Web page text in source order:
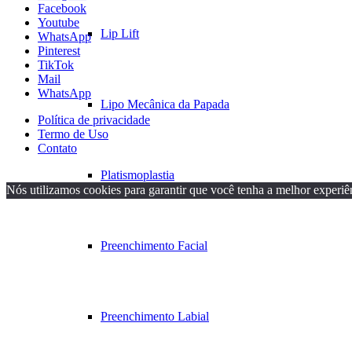
Lip Lift
Lipo Mecânica da Papada
Platismoplastia
Preenchimento Facial
Preenchimento Labial
Facebook
Youtube
WhatsApp
Pinterest
TikTok
Mail
WhatsApp
Política de privacidade
Termo de Uso
Contato
Nós utilizamos cookies para garantir que você tenha a melhor